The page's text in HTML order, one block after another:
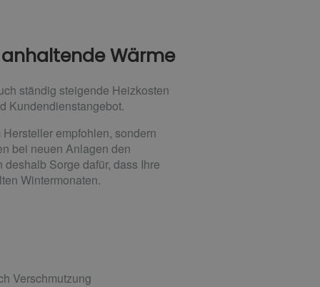
Wärme
ständig steigende Heizkosten
Kundendienstangebot.
empfohlen, sondern
bei neuen Anlagen den
Sorge dafür, dass Ihre
Wintermonaten.
Verschmutzung